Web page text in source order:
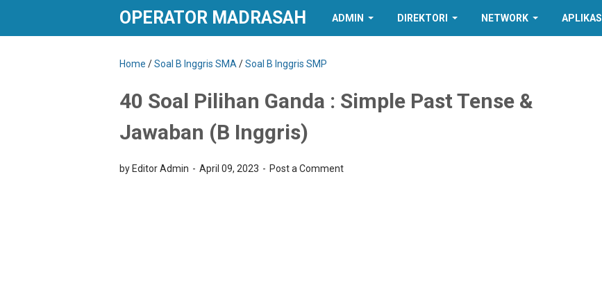
OPERATOR MADRASAH ADMIN DIREKTORI NETWORK APLIKASI
Home /Soal B Inggris SMA /Soal B Inggris SMP
40 Soal Pilihan Ganda : Simple Past Tense &
Jawaban (B Inggris)
by Editor Admin April 09, 2023 Post a Comment